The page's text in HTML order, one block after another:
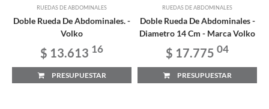
RUEDAS DE ABDOMINALES
Doble Rueda De Abdominales. -
Volko
$ 13.613 16
PRESUPUESTAR
RUEDAS DE ABDOMINALES
Doble Rueda De Abdominales -
Diametro 14 Cm - Marca Volko
$ 17.775 04
PRESUPUESTAR